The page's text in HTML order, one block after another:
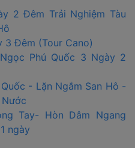
2 Đêm Trải Nghiệm Tàu
3 Đêm (Tour Cano)
Phú Quốc 3 Ngày 2
- Lặn Ngắm San Hô -
Tay- Hòn Dâm Ngang
ngày